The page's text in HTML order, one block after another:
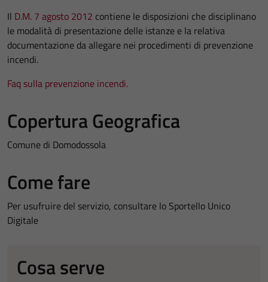
Il D.M. 7 agosto 2012 contiene le disposizioni che disciplinano
le modalità di presentazione delle istanze e la relativa
documentazione da allegare nei procedimenti di prevenzione
incendi.
Faq sulla prevenzione incendi.
Copertura Geografica
Comune di Domodossola
Come fare
Per usufruire del servizio, consultare lo Sportello Unico
Digitale
Cosa serve